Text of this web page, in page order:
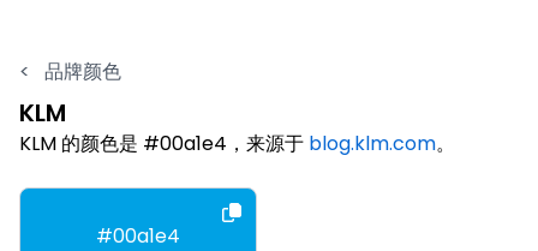
< 品牌颜色
KLM
KLM 的颜色是 #00a1e4，来源于 blog.klm.com。
#00a1e4